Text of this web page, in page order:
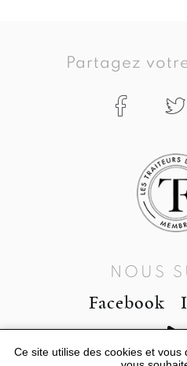
Partagez
NOUS
Facebook
Ce site utilise des cookies et